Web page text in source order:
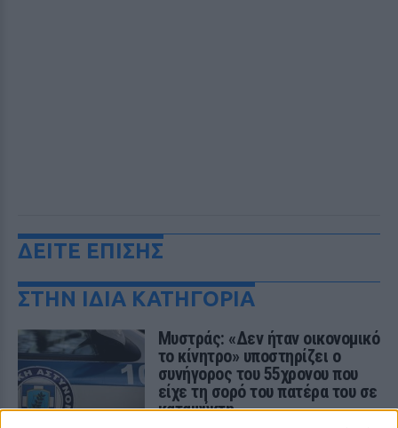
ΔΕΙΤΕ ΕΠΙΣΗΣ
ΣΤΗΝ ΙΔΙΑ ΚΑΤΗΓΟΡΙΑ
Μυστράς: «Δεν ήταν οικονομικό
το κίνητρο» υποστηρίζει ο
συνήγορος του 55χρονου που
είχε τη σορό του πατέρα του σε
καταψύκτη